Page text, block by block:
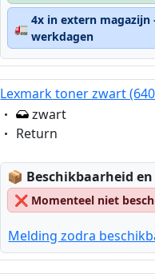
🚛
4x in extern magazijn
werkdagen
Lexmark toner zwart
Eigenschaft:
zwart
Eigenschaft:
Return
📦 Lagerstatus:
Beschikbaarheid
❌ Momenteel niet
Melding zodra